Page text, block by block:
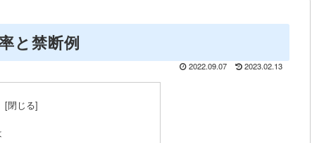
と禁断例
2022.09.07 2023.02.13